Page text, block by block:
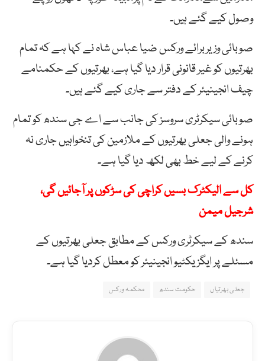
وصول کیے گئے ہیں۔
صوبائی وزیربرائے ورکس ضیا عباس شاہ نے کہا ہے کہ تمام
بھرتیوں کو غیر قانونی قرار دیا گیا ہے، بھرتیوں کے حکمنامے
چیف انجینیئر کے دفتر سے جاری کیے گئے ہیں۔
صوبائی سیکرٹری سروسز کی جانب سے اے جی سندھ کو تمام
ہونے والی جعلی بھرتیوں کے ملازمین کی تنخواہیں جاری نہ
کرنے کے لیے خط بھی لکھ دیا گیا ہے۔
کل سے الیکٹرک بسیں کراچی کی سڑکوں پر آجائیں گی،
شرجیل میمن
سندھ کے سیکرٹری ورکس کے مطابق جعلی بھرتیوں کے
مسئلے پر ایگزیکٹیو انجینیئر کو معطل کردیا گیا ہے۔
جعلی بھرتیاں حکومت سندھ محکمہ ورکس